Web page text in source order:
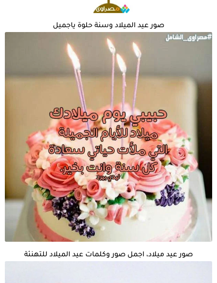
صور عيد الميلاد وسنة حلوة ياجميل
صور عيد ميلاد، اجمل صور وكلمات عيد الميلاد للتهنئة